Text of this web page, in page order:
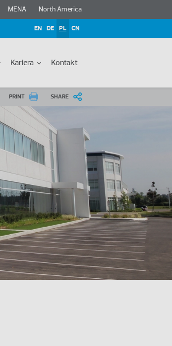
MENA North America
EN DE PL CN
Kariera Kontakt
PRINT SHARE